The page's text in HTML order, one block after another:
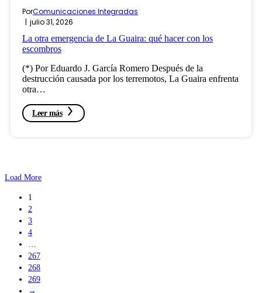
PorComunicaciones Integradas
julio 31, 2026
La otra emergencia de La Guaira: qué hacer con los
escombros
(*) Por Eduardo J. García Romero Después de la
destrucción causada por los terremotos, La Guaira enfrenta
otra…
Leer más
Load More
1
2
3
4
…
267
268
269
→